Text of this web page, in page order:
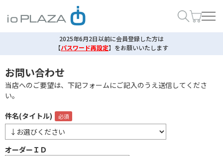
2025年6月2日以前に会員登録した方は
【パスワード再設定】 をお願いいたします
お問い合わせ
当店へのご要望は、下記フォームにご記入のうえ送信してくださ
い。
件名(タイトル)
オーダーＩＤ